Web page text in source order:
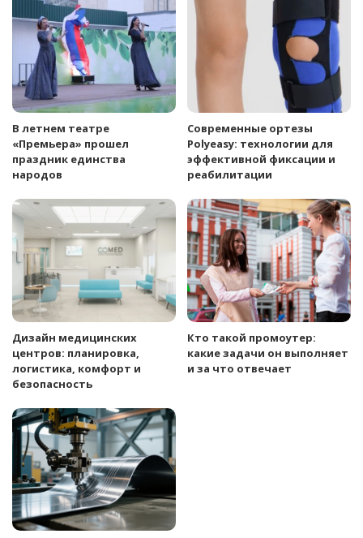
В летнем театре
«Премьера» прошел
праздник единства
народов
Современные ортезы
Polyeasy: технологии для
эффективной фиксации и
реабилитации
Дизайн медицинских
центров: планировка,
логистика, комфорт и
безопасность
Кто такой промоутер:
какие задачи он выполняет
и за что отвечает